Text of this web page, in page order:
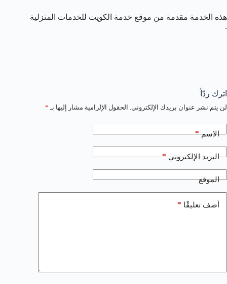
هذه الخدمة مقدمة من موقع خدمة الكويت للخدمات المنزلية
.
اترك ردّاً
لن يتم نشر عنوان بريدك الإلكتروني. الحقول الإلزامية مشار إليها بـ *
الاسم*
البريد الإلكتروني*
الموقع
أضف تعليقًا *